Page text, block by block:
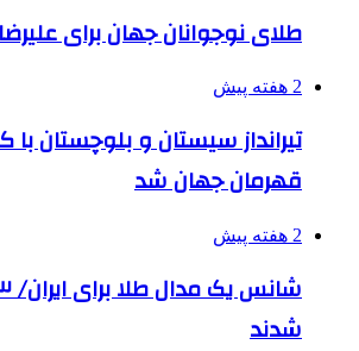
طلای نوجوانان جهان برای
2 هفته پیش
تیرانداز سیستان و بلوچستان
قهرمان جهان شد
2 هفته پیش
شدند